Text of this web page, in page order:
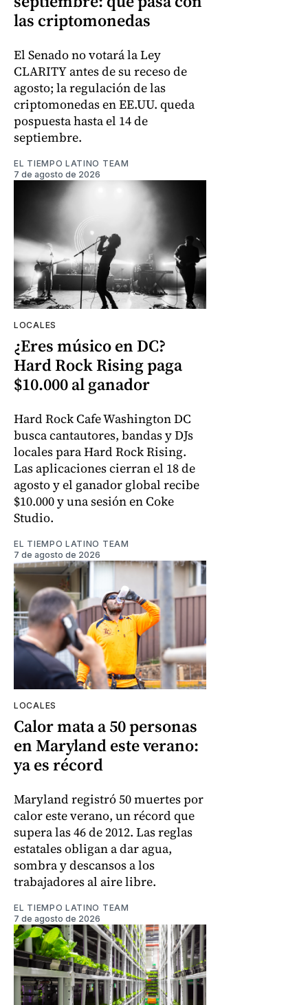
las criptomonedas
El Senado no votará la Ley
CLARITY antes de su receso de
agosto; la regulación de las
criptomonedas en EE.UU. queda
pospuesta hasta el 14 de
septiembre.
EL TIEMPO LATINO TEAM
7 de agosto de 2026
LOCALES
¿Eres músico en DC?
Hard Rock Rising paga
$10.000 al ganador
Hard Rock Cafe Washington DC
busca cantautores, bandas y DJs
locales para Hard Rock Rising.
Las aplicaciones cierran el 18 de
agosto y el ganador global recibe
$10.000 y una sesión en Coke
Studio.
EL TIEMPO LATINO TEAM
7 de agosto de 2026
LOCALES
Calor mata a 50 personas
en Maryland este verano:
ya es récord
Maryland registró 50 muertes por
calor este verano, un récord que
supera las 46 de 2012. Las reglas
estatales obligan a dar agua,
sombra y descansos a los
trabajadores al aire libre.
EL TIEMPO LATINO TEAM
7 de agosto de 2026